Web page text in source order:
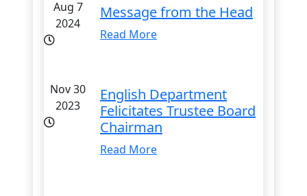
Aug 7
2024
Message from the Head
Read More
Nov 30
2023
English Department
Felicitates Trustee Board
Chairman
Read More